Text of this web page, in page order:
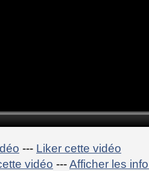
--- Liker cette vidéo
vidéo ---Afficher les